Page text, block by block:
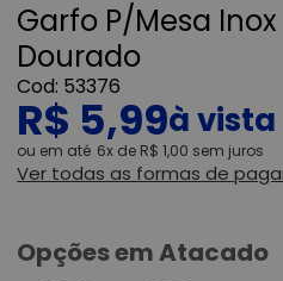
Garfo P/Mesa
Dourado
53376
R$ 5,99
ou 6x de R$ 1,00 sem juros
Ver todas as formas de
Opções em Atacado